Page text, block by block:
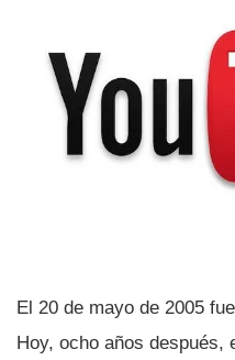
El 20 de mayo de 2005
Hoy, ocho años